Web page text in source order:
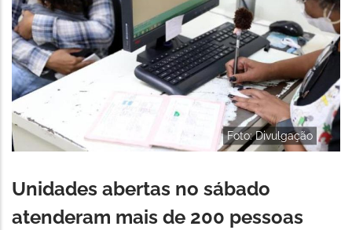
Foto: Divulgação
Unidades abertas no sábado
atenderam mais de 200 pessoas